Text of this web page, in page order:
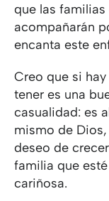
que las familias
acompañarán
encanta este
Creo que si
tener es una
casualidad: es
mismo de
deseo de
familia que
cariñosa.